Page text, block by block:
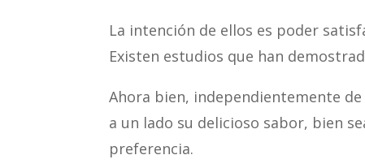
La intención de ellos es poder
Existen estudios que han
Ahora bien, independientemente
a un lado su delicioso sabor, bien
preferencia.